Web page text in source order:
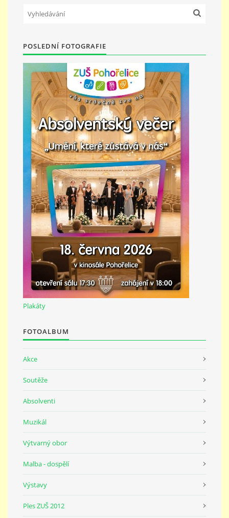
KURZY
KONTAKTY
PŘÍMĚSTSKÝ TÁBOR
MISS VÝTVARNÝ MODEL
ZAMĚSTNÁNÍ
DOTACE
GDPR
ZUŠ Pohořelice
Školní 462
Pohořelice
691 23
POSLEDNÍ FOTOGRAFIE
Plakáty
FOTOALBUM
Akce
Soutěže
Absolventi
Muzikál
Výtvarný obor
Malba - dospělí
Výstavy
Ples ZUŠ 2012